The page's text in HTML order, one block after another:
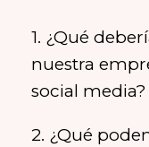
1. ¿Qué
nuestra
social media?
2. ¿Qué